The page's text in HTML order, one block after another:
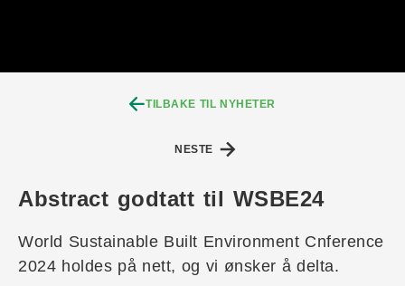
TILBAKE TIL NYHETER
NESTE
Abstract godtatt til WSBE24
World Sustainable Built Environment Cnference
2024 holdes på nett, og vi ønsker å delta.